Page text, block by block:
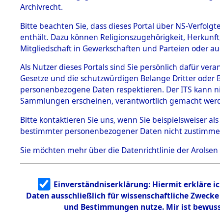
BESTÄNDE
1.
mente
5. Verschiedenes
5.3
Todesmärsche
5.3.1 Alliierte
Erhebungen
zu
Todesmärsch
en
5.3.2
Identifizierun
g
5.3.3
Todesmärsch
Dead -
Branch -
0060
Archivrecht.
Bitte beachten Sie, dass dieses Portal über NS-
enthält. Dazu können Religionszugehörigkeit,
Mitgliedschaft in Gewerkschaften und Parteien oder
Als Nutzer dieses Portals sind Sie persönlich dafür
Gesetze und die schutzwürdigen Belange Dritter
personenbezogene Daten respektieren. Der ITS
Sammlungen erscheinen, verantwortlich gemacht
Bitte kontaktieren Sie uns, wenn Sie beispielsweiser
bestimmter personenbezogener Daten nicht
Sie möchten mehr über die Datenrichtlinie der Arolsen
Einverständniserklärung: Hiermit erkläre
Daten ausschließlich für wissenschaftliche
und Bestimmungen nutze. Mir ist